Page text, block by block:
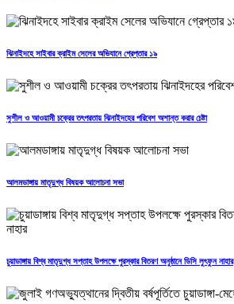
ঝিনাইদহে সাইবার ক্রাইম সেলের অভিযানে গ্রেপ্তার ১৯
সুশীল ও আওয়ামী চক্রের তৎপরতায় ঝিনাইদহের পরিবেশ অশান্ত করার চেষ্টা
আলমডাঙ্গায় মাতৃদুগ্ধ বিষয়ক আলোচনা সভা
চুয়াডাঙ্গায় বিশ্ব মাতৃদুগ্ধ সপ্তাহ উপলক্ষে পুরস্কার বিতরণ অনুষ্ঠানে ডিসি লুৎফুন নাহার